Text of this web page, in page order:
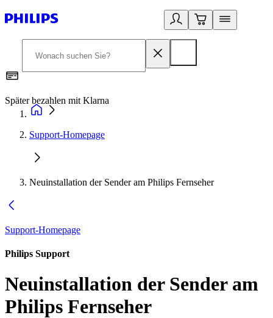
Später bezahlen mit Klarna
Support-Homepage
Neuinstallation der Sender am Philips Fernseher
Support-Homepage
Philips Support
Neuinstallation der Sender am
Philips Fernseher